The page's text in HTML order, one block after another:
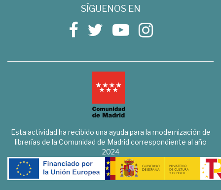
SÍGUENOS EN
Esta actividad ha recibido una ayuda para la modernización de
librerías de la Comunidad de Madrid correspondiente al año
2024